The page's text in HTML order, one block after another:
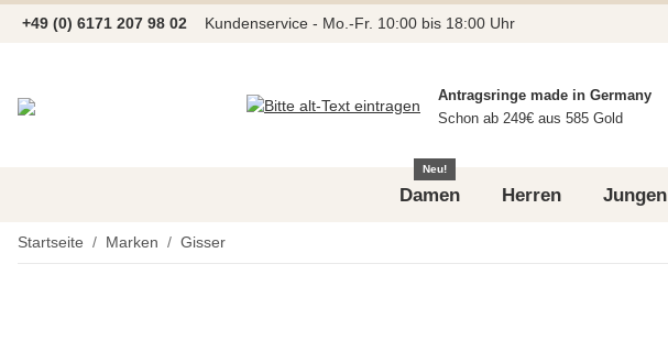
+49 (0) 6171 207 98 02 Kundenservice - Mo.-Fr. 10:00 bis 18:00 Uhr
Antragsringe made in Germany
Schon ab 249€ aus 585 Gold
Damen
Neu!
Herren Jungen
Startseite Marken Gisser